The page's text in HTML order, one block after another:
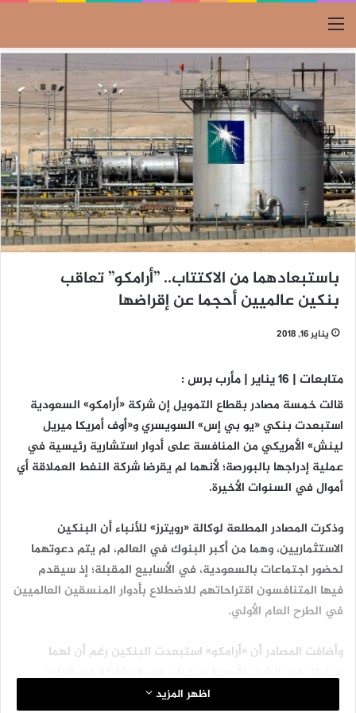
القائمة
باستبعادهما من الاكتتاب.. ’’أرامكو’’ تعاقب
بنكين عالميين أحجما عن إقراضها
يناير 16, 2018
متابعات | 16 يناير | مأرب برس :
قالت خمسة مصادر بقطاع التمويل إن شركة «أرامكو» السعودية
استبعدت بنكي «يو بي إس» السويسري و«أوف أمريكا ميريل
لينش» الأمريكي من المنافسة على أدوار استشارية رئيسية في
عملية إدراجها بالبورصة؛ لأنهما لم يقرضا شركة النفط العملاقة أي
أموال في السنوات الأخيرة.
وذكرت المصادر المطلعة لوكالة «رويترز» للأنباء أن البنكين
الاستثماريين، وهما من أكبر البنوك في العالم، لم يتم دعوتهما
لحضور اجتماعات بالسعودية، في الأسابيع المقبلة؛ إذ سيقدم
فيها المتنافسون اقتراحاتهم للاضطلاع بأدوار المنسقين العالميين
في الطرح العام الأولي.
وأضافت المصادر أن «أرامكو» استبعدت البنكين رغم أن لهما
عمليات في الشرق الأوسط ويرغبان في المشاركة في الطرح
الأولي الذي قد يكون الأكبر في التاريخ.اظهر المزيد